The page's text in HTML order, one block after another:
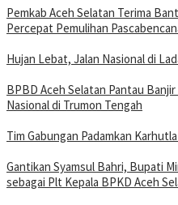
Pemkab Aceh Selatan Terima
Percepat Pemulihan
Hujan Lebat, Jalan Nasional di
BPBD Aceh Selatan Pantau
Nasional di Trumon Tengah
Tim Gabungan Padamkan
Gantikan Syamsul Bahri, Bupati
sebagai Plt Kepala BPKD Aceh